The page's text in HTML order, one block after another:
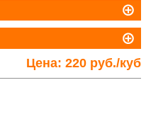
Цена: 220 руб./куб